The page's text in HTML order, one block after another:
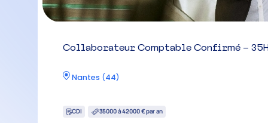
Collaborateur Comptable Confirmé –
Nantes (44)
CDI 35000 à 42000 € par an